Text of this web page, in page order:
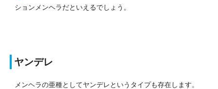
ションメンヘラだといえるでしょう。
ヤンデレ
メンヘラの亜種としてヤンデレというタイプも存在します。